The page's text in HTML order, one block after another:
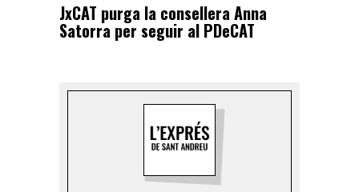
JxCAT purga la consellera Anna
Satorra per seguir al PDeCAT